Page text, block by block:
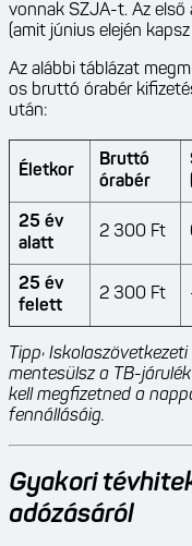
vonnak SZJA-t. Az első
(amit június elején kapsz
Az alábbi táblázat
os bruttó órabér
után:
Életkor
Bruttó
órabér
25 év
alatt
2 300 Ft
25 év
felett
2 300 Ft
Tipp:
mentesülsz a TB-
kell megfizetned a
fennállásáig.
Gyakori
adózásáról